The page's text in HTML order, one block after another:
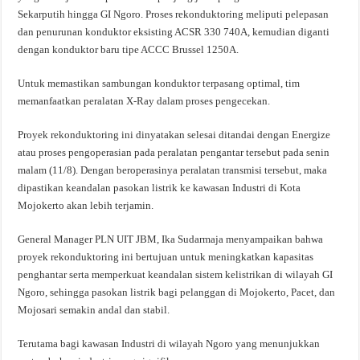
Sekarputih hingga GI Ngoro. Proses rekonduktoring meliputi pelepasan
dan penurunan konduktor eksisting ACSR 330 740A, kemudian diganti
dengan konduktor baru tipe ACCC Brussel 1250A.
Untuk memastikan sambungan konduktor terpasang optimal, tim
memanfaatkan peralatan X-Ray dalam proses pengecekan.
Proyek rekonduktoring ini dinyatakan selesai ditandai dengan Energize
atau proses pengoperasian pada peralatan pengantar tersebut pada senin
malam (11/8). Dengan beroperasinya peralatan transmisi tersebut, maka
dipastikan keandalan pasokan listrik ke kawasan Industri di Kota
Mojokerto akan lebih terjamin.
General Manager PLN UIT JBM, Ika Sudarmaja menyampaikan bahwa
proyek rekonduktoring ini bertujuan untuk meningkatkan kapasitas
penghantar serta memperkuat keandalan sistem kelistrikan di wilayah GI
Ngoro, sehingga pasokan listrik bagi pelanggan di Mojokerto, Pacet, dan
Mojosari semakin andal dan stabil.
Terutama bagi kawasan Industri di wilayah Ngoro yang menunjukkan